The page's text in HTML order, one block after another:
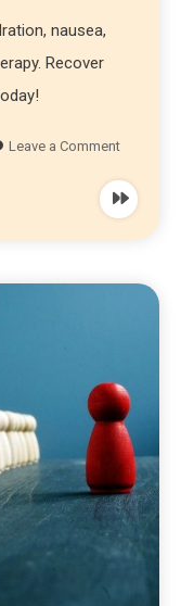
nausea,
Recover
Leave a Comment